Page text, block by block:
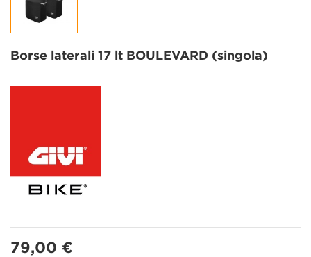
Borse laterali 17 lt BOULEVARD (singola)
79,00 €